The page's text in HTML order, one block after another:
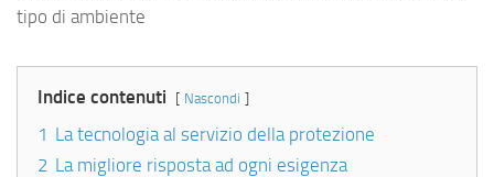
tipo di ambiente
Indice contenuti Nascondi
1 La tecnologia al servizio della protezione
2 La migliore risposta ad ogni esigenza